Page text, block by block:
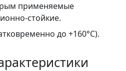
применяемые
стойкие.
до +160°C).